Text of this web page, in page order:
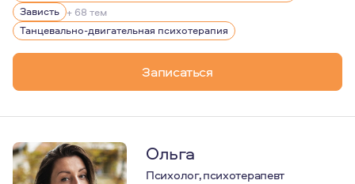
Меня очень интересуют первичные отношения
Зависть + 68 тем
Танцевально-двигательная психотерапия
Записаться
Ольга
Психолог, психотерапевт